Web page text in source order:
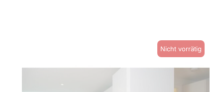
Nicht vorrätig